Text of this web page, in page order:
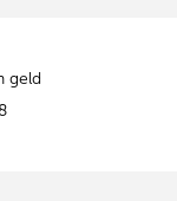
geld